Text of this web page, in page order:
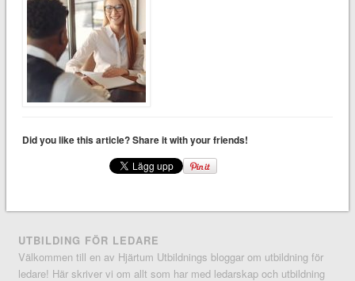
Did you like this article? Share it with your friends!
UTBILDING FÖR LEDARE
Välkommen till en av Hjärtum Utbildnings bloggar om utbildning för
ledare! Här skriver vi om allt som har med ledarskap och utbildning